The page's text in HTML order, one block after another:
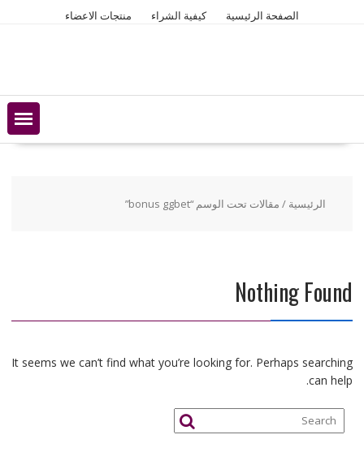
الصفحة الرئيسية كيفية الشراء منتجات الاعضاء
الرئيسية / مقالات تحت الوسم “bonus ggbet”
Nothing Found
It seems we can’t find what you’re looking for. Perhaps searching
can help.